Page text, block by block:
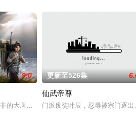
新的冒险再次开启，在开元城大战、到死亡
吸引着众多的求学者。在这里，一个名为“
9.0
的大唐世界，却发现此处为处处惊险的修
更新至526集
仙武帝尊
门派废徒叶辰，忍辱被宗门逐